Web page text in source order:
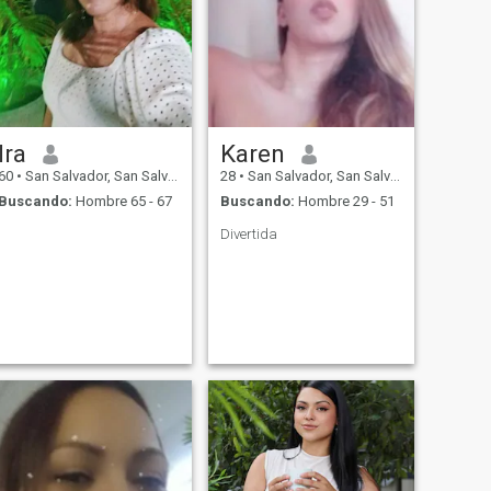
Ira
• San Salvador, San Salvador, El Salvador
Buscando: Hombre 65 - 67
Karen
28 • San Salvador, San Salvador, El Salvador
Buscando: Hombre 29 - 51
Divertida